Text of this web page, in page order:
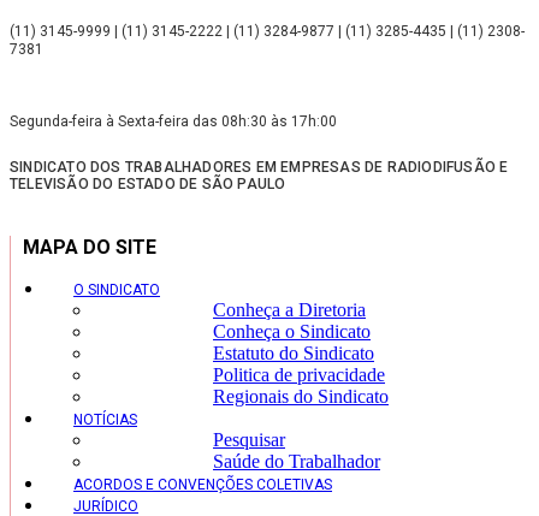
(11) 3145-9999 | (11) 3145-2222 | (11) 3284-9877 | (11) 3285-4435 | (11) 2308-
7381
Segunda-feira à Sexta-feira das 08h:30 às 17h:00
SINDICATO DOS TRABALHADORES EM EMPRESAS DE RADIODIFUSÃO E
TELEVISÃO DO ESTADO DE SÃO PAULO
MAPA DO SITE
O SINDICATO
Conheça a Diretoria
Conheça o Sindicato
Estatuto do Sindicato
Politica de privacidade
Regionais do Sindicato
NOTÍCIAS
Pesquisar
Saúde do Trabalhador
ACORDOS E CONVENÇÕES COLETIVAS
JURÍDICO